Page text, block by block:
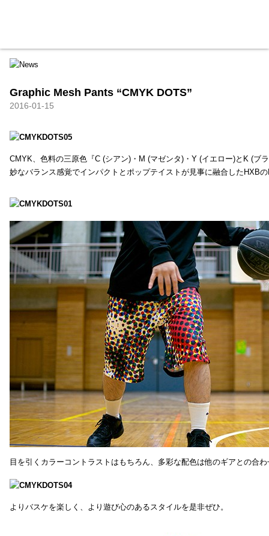
Graphic Mesh Pants “CMYK DOTS”
2016-01-15
CMYK、色料の三原色『C (シアン)・M (マゼンタ)・Y (イエロー)とK (ブ
妙なバランス感覚でインパクトとポップテイストが見事に融合したHXB
目を引くカラーコントラストはもちろん、多彩な配色は他のギアとの合
よりバスケを楽しく、より遊び心のあるスタイルを是非ぜひ。